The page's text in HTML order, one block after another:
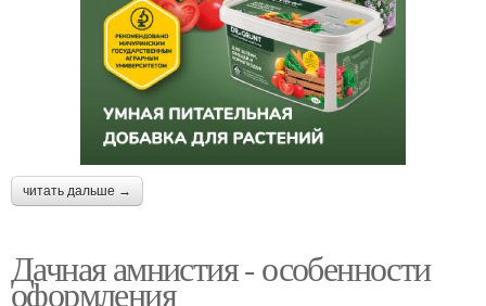
читать дальше →
Дачная амнистия - особенности
оформления